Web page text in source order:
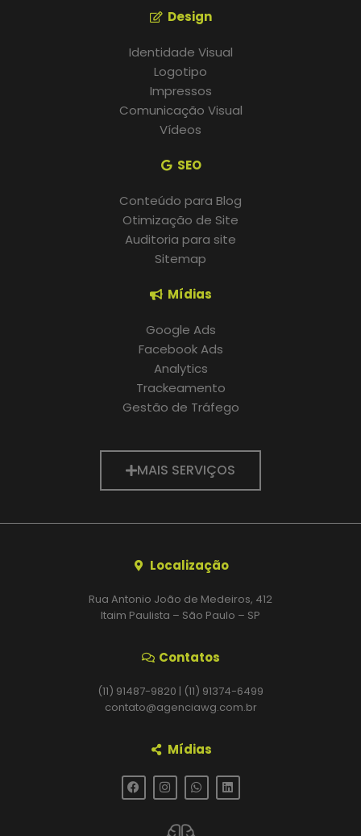
Design
Identidade Visual
Logotipo
Impressos
Comunicação Visual
Vídeos
SEO
Conteúdo para Blog
Otimização de Site
Auditoria para site
Sitemap
Mídias
Google Ads
Facebook Ads
Analytics
Trackeamento
Gestão de Tráfego
MAIS SERVIÇOS
Localização
Rua Antonio João de Medeiros, 412
Itaim Paulista – São Paulo – SP
Contatos
(11) 91487-9820 | (11) 91374-6499
contato@agenciawg.com.br
Mídias